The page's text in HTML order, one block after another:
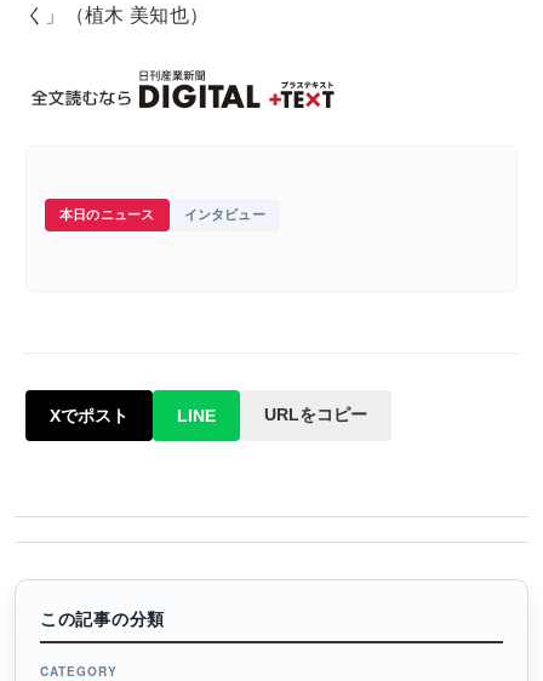
く」（植木 美知也）
本日のニュース インタビュー
Xでポスト LINE URLをコピー
この記事の分類
CATEGORY